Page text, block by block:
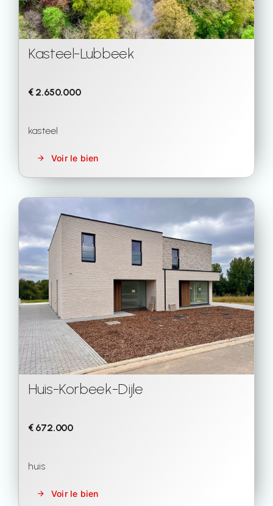
Kasteel-Lubbeek
€ 2.650.000
kasteel
Voir le bien
Huis-Korbeek-Dijle
€ 672.000
huis
Voir le bien